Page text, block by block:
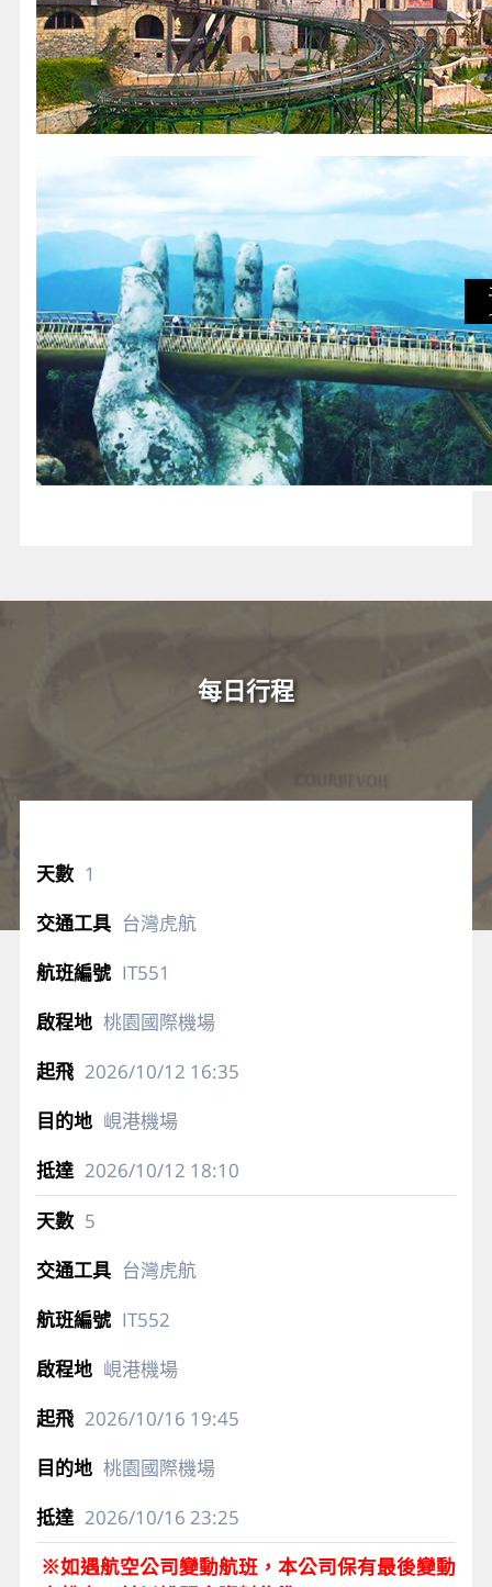
每日行程
1
台灣虎航
IT551
桃園國際機場
2026/10/12 16:35
峴港機場
2026/10/12 18:10
5
台灣虎航
IT552
峴港機場
2026/10/16 19:45
桃園國際機場
2026/10/16 23:25
※如遇航空公司變動航班，本公司保有最後變動